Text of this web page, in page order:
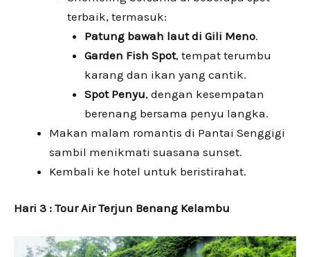
terbaik, termasuk:
Patung bawah laut di Gili Meno.
Garden Fish Spot, tempat terumbu
karang dan ikan yang cantik.
Spot Penyu, dengan kesempatan
berenang bersama penyu langka.
Makan malam romantis di Pantai Senggigi
sambil menikmati suasana sunset.
Kembali ke hotel untuk beristirahat.
Hari 3 : Tour Air Terjun Benang Kelambu